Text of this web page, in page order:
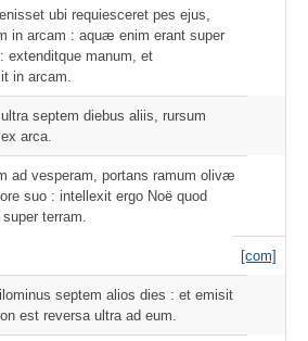
ubi requiesceret pes ejus,
in arcam : aquæ enim erant super
extenditque manum, et
in arcam.
septem diebus aliis, rursum
arca.
ad vesperam, portans ramum olivæ
suo : intellexit ergo Noë quod
terram.
[com]
septem alios dies : et emisit
est reversa ultra ad eum.